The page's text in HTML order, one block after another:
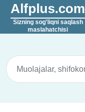
Alfplus.com
Sizning sog'liqni saqlash
maslahatchisi